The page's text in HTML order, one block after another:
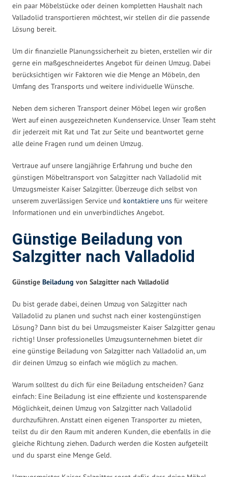
ein paar Möbelstücke oder deinen kompletten Haushalt nach
Valladolid transportieren möchtest, wir stellen dir die passende
Lösung bereit.
Um dir finanzielle Planungssicherheit zu bieten, erstellen wir dir
gerne ein maßgeschneidertes Angebot für deinen Umzug. Dabei
berücksichtigen wir Faktoren wie die Menge an Möbeln, den
Umfang des Transports und weitere individuelle Wünsche.
Neben dem sicheren Transport deiner Möbel legen wir großen
Wert auf einen ausgezeichneten Kundenservice. Unser Team steht
dir jederzeit mit Rat und Tat zur Seite und beantwortet gerne
alle deine Fragen rund um deinen Umzug.
Vertraue auf unsere langjährige Erfahrung und buche den
günstigen Möbeltransport von Salzgitter nach Valladolid mit
Umzugsmeister Kaiser Salzgitter. Überzeuge dich selbst von
unserem zuverlässigen Service und kontaktiere uns für weitere
Informationen und ein unverbindliches Angebot.
Günstige Beiladung von
Salzgitter nach Valladolid
Günstige Beiladung von Salzgitter nach Valladolid
Du bist gerade dabei, deinen Umzug von Salzgitter nach
Valladolid zu planen und suchst nach einer kostengünstigen
Lösung? Dann bist du bei Umzugsmeister Kaiser Salzgitter genau
richtig! Unser professionelles Umzugsunternehmen bietet dir
eine günstige Beiladung von Salzgitter nach Valladolid an, um
dir deinen Umzug so einfach wie möglich zu machen.
Warum solltest du dich für eine Beiladung entscheiden? Ganz
einfach: Eine Beiladung ist eine effiziente und kostensparende
Möglichkeit, deinen Umzug von Salzgitter nach Valladolid
durchzuführen. Anstatt einen eigenen Transporter zu mieten,
teilst du dir den Raum mit anderen Kunden, die ebenfalls in die
gleiche Richtung ziehen. Dadurch werden die Kosten aufgeteilt
und du sparst eine Menge Geld.